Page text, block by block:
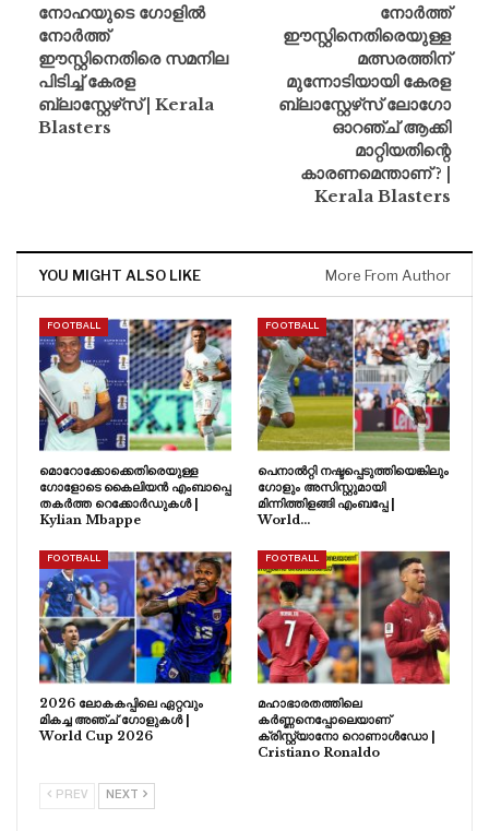
നോഹയുടെ ഗോളിൽ
നോർത്ത്
ഈസ്റ്റിനെതിരെ സമനില
പിടിച്ച് കേരള
ബ്ലാസ്റ്റേഴ്‌സ് | Kerala
Blasters
നോർത്ത്
ഈസ്റ്റിനെതിരെയുള്ള
മത്സരത്തിന്
മുന്നോടിയായി കേരള
ബ്ലാസ്റ്റേഴ്‌സ് ലോഗോ
ഓറഞ്ച് ആക്കി
മാറ്റിയതിന്റെ
കാരണമെന്താണ് ? |
Kerala Blasters
YOU MIGHT ALSO LIKE More From Author
FOOTBALL
മൊറോക്കോക്കെതിരെയുള്ള
ഗോളോടെ കൈലിയൻ എംബാപ്പെ
തകർത്ത റെക്കോർഡുകൾ |
Kylian Mbappe
FOOTBALL
പെനാൽറ്റി നഷ്ടപ്പെടുത്തിയെങ്കിലും
ഗോളും അസിസ്റ്റുമായി
മിന്നിത്തിളങ്ങി എംബപ്പേ |
World…
FOOTBALL
2026 ലോകകപ്പിലെ ഏറ്റവും
മികച്ച അഞ്ച് ഗോളുകൾ |
World Cup 2026
FOOTBALL
മഹാഭാരതത്തിലെ
കർണ്ണനെപ്പോലെയാണ്
ക്രിസ്റ്റ്യാനോ റൊണാൾഡോ |
Cristiano Ronaldo
PREV NEXT